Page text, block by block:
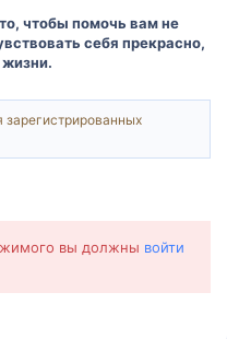
чтобы помочь вам не
себя прекрасно,
вы должны войти